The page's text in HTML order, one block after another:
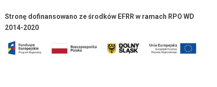
Stronę dofinansowano ze środków EFRR w ramach RPO WD
2014-2020